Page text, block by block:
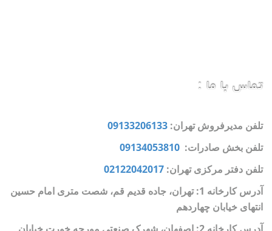
تماس با ما :
تلفن مدیرفروش تهران: 09133206133
تلفن بخش صادرات: 09134053810
تلفن دفتر مرکزی تهران: 02122042017
آدرس کارخانه 1: تهران، جاده قدیم قم، شصت متری امام حسین
انتهای خیابان چهاردهم